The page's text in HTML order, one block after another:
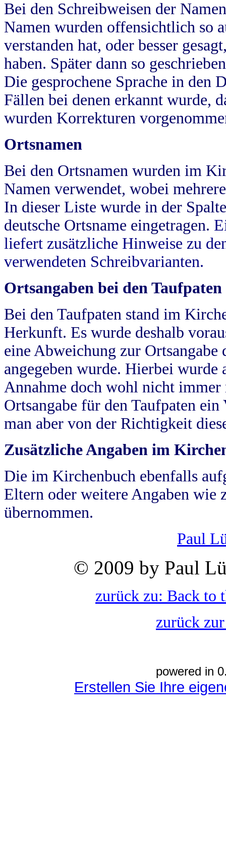
Bei den Schreibweisen der
Namen wurden offensichtlich so
verstanden hat, oder besser
haben. Später dann so
Die gesprochene Sprache in
Fällen bei denen erkannt wurde,
wurden Korrekturen
Ortsnamen
Bei den Ortsnamen wurden im
Namen verwendet, wobei
In dieser Liste wurde in der
deutsche Ortsname eingetragen.
liefert zusätzliche Hinweise zu
verwendeten Schreibvarianten.
Ortsangaben bei den Taufpaten
Bei den Taufpaten stand im
Herkunft. Es wurde deshalb
eine Abweichung zur
angegeben wurde. Hierbei wurde
Annahme doch wohl nicht
Ortsangabe für den Taufpaten
man aber von der Richtigkeit
Zusätzliche Angaben im
Die im Kirchenbuch ebenfalls
Eltern oder weitere Angaben wie
übernommen.
Paul
© 2009 by Paul
zurück zu: Back to
zurück
powered in
Erstellen Sie Ihre